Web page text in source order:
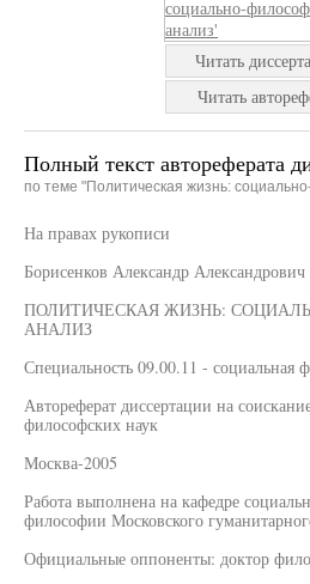
Читать
Читать
Полный текст автореферата
по теме "Политическая жизнь:
На правах рукописи
Борисенков Александр Александрович
ПОЛИТИЧЕСКАЯ ЖИЗНЬ:
АНАЛИЗ
Специальность 09.00.11 - социальная
Автореферат диссертации на
философских наук
Москва-2005
Работа выполнена на кафедре
философии Московского
Официальные оппоненты: доктор